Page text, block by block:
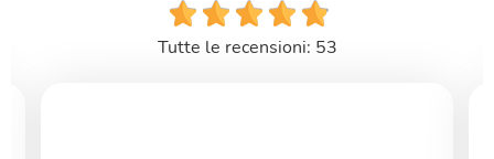
Tutte le recensioni: 53